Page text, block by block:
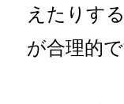
えたりす
が合理的で